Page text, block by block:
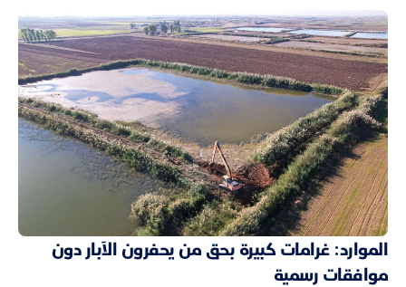
الموارد: غرامات كبيرة بحق من يحفرون الآبار دون
موافقات رسمية